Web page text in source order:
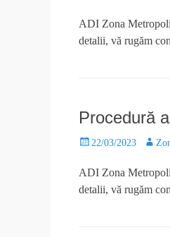
ADI Zona
detalii, vă rugăm
Procedură
22/03/2023
ADI Zona
detalii, vă rugăm